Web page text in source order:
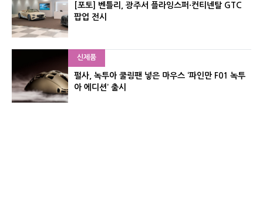
[포토] 벤틀리, 광주서 플라잉스퍼·컨티넨탈 GTC
팝업 전시
신제품
펄사, 녹투아 쿨링팬 넣은 마우스 ‘파인만 F01 녹투
아 에디션’ 출시